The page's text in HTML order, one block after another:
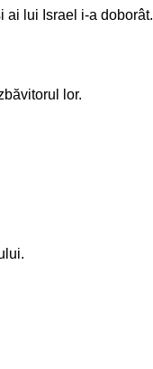
ai lui Israel i-a doborât.
lor.